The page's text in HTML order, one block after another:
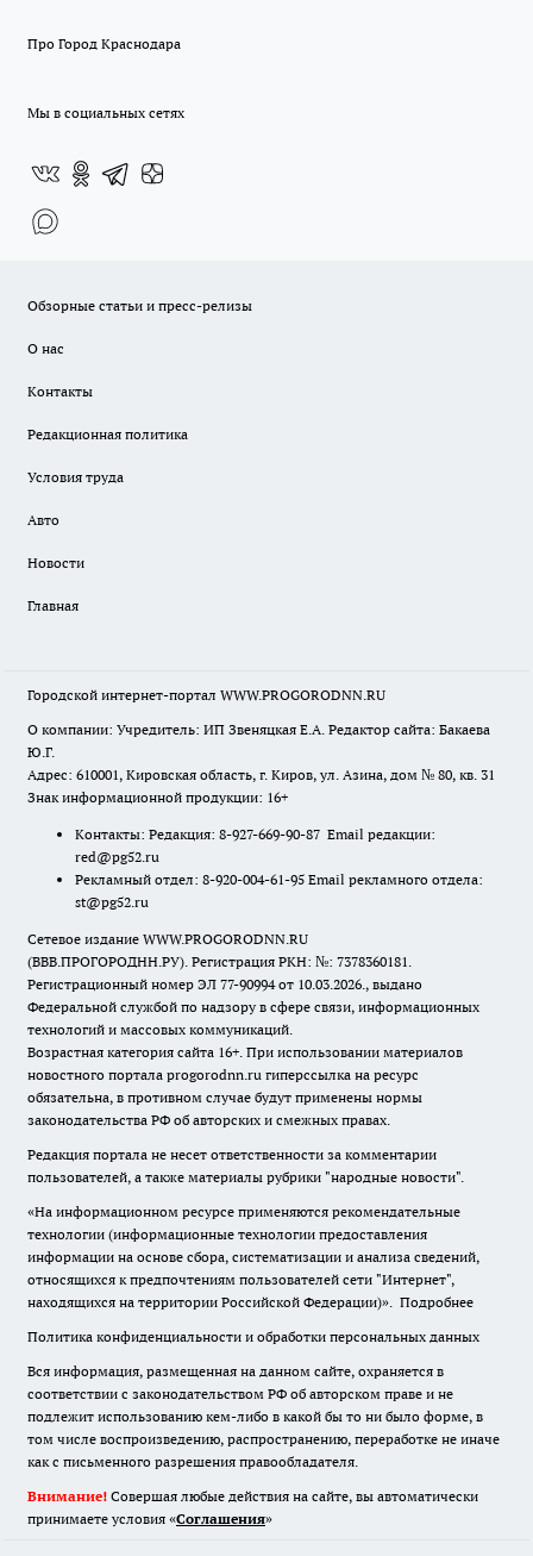
Про Город Краснодара
Мы в социальных сетях
Обзорные статьи и пресс-релизы
О нас
Контакты
Редакционная политика
Условия труда
Авто
Новости
Главная
Городской интернет-портал WWW.PROGORODNN.RU
О компании: Учредитель: ИП Звеняцкая Е.А. Редактор сайта: Бакаева
Ю.Г.
Адрес: 610001, Кировская область, г. Киров, ул. Азина, дом № 80, кв. 31
Знак информационной продукции: 16+
Контакты: Редакция: 8-927-669-90-87 Email редакции:
red@pg52.ru
Рекламный отдел: 8-920-004-61-95 Email рекламного отдела:
st@pg52.ru
Сетевое издание WWW.PROGORODNN.RU
(ВВВ.ПРОГОРОДНН.РУ). Регистрация РКН: №: 7378360181.
Регистрационный номер ЭЛ 77-90994 от 10.03.2026., выдано
Федеральной службой по надзору в сфере связи, информационных
технологий и массовых коммуникаций.
Возрастная категория сайта 16+. При использовании материалов
новостного портала progorodnn.ru гиперссылка на ресурс
обязательна, в противном случае будут применены нормы
законодательства РФ об авторских и смежных правах.
Редакция портала не несет ответственности за комментарии
пользователей, а также материалы рубрики "народные новости".
«На информационном ресурсе применяются рекомендательные
технологии (информационные технологии предоставления
информации на основе сбора, систематизации и анализа сведений,
относящихся к предпочтениям пользователей сети "Интернет",
находящихся на территории Российской Федерации)». Подробнее
Политика конфиденциальности и обработки персональных данных
Вся информация, размещенная на данном сайте, охраняется в
соответствии с законодательством РФ об авторском праве и не
подлежит использованию кем-либо в какой бы то ни было форме, в
том числе воспроизведению, распространению, переработке не иначе
как с письменного разрешения правообладателя.
Внимание! Совершая любые действия на сайте, вы автоматически
принимаете условия «Cоглашения»